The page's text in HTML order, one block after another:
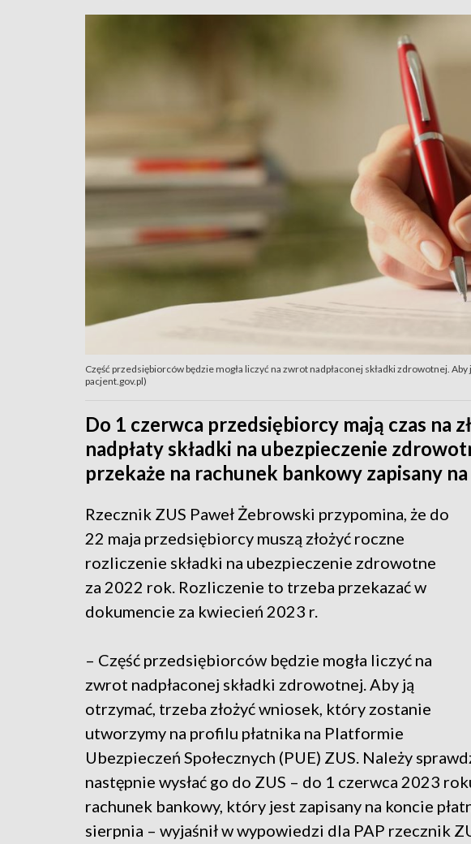
Część przedsiębiorców będzie mogła liczyć na zwrot nadpłaconej składki zdrowotnej.
pacjent.gov.pl)
Do 1 czerwca przedsiębiorcy mają czas na
nadpłaty składki na ubezpieczenie
przekaże na rachunek bankowy zapisany
Rzecznik ZUS Paweł Żebrowski przypomina, że do
22 maja przedsiębiorcy muszą złożyć roczne
rozliczenie składki na ubezpieczenie zdrowotne
za 2022 rok. Rozliczenie to trzeba przekazać w
dokumencie za kwiecień 2023 r.
– Część przedsiębiorców będzie mogła liczyć na
zwrot nadpłaconej składki zdrowotnej. Aby ją
otrzymać, trzeba złożyć wniosek, który zostanie
utworzymy na profilu płatnika na Platformie
Ubezpieczeń Społecznych (PUE) ZUS. Należy
następnie wysłać go do ZUS – do 1 czerwca 2023
rachunek bankowy, który jest zapisany na koncie
sierpnia – wyjaśnił w wypowiedzi dla PAP rzecznik